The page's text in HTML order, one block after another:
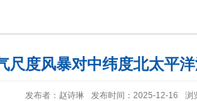
尺度风暴对中纬度北太平
发布者：赵诗琳 发布时间：2025-12-16 浏